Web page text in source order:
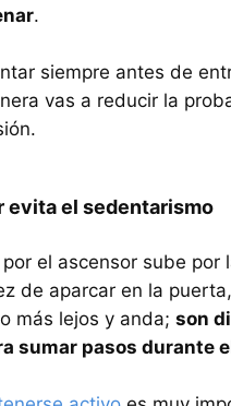
.
siempre antes de
vas a reducir la
evita el sedentarismo
el ascensor sube por
de aparcar en la
más lejos y anda; son
sumar pasos durante